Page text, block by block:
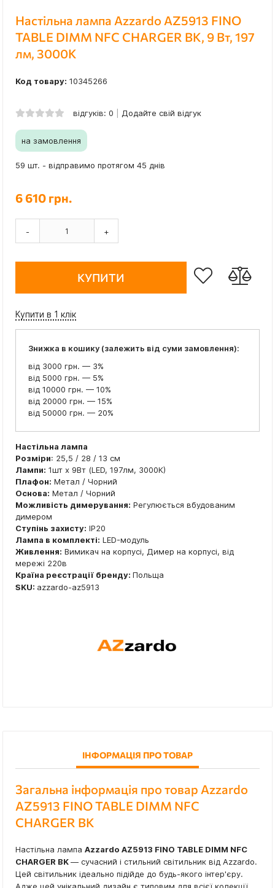
Настільна лампа Azzardo AZ5913 FINO
TABLE DIMM NFC CHARGER BK, 9 Вт, 197
лм, 3000К
Код товару: 10345266
відгуків: 0 Додайте свій відгук
на замовлення
59 шт. - відправимо протягом 45 днів
6 610 грн.
- +
КУПИТИ
Купити в 1 клік
Знижка в кошику (залежить від суми замовлення):
від 3000 грн. — 3%
від 5000 грн. — 5%
від 10000 грн. — 10%
від 20000 грн. — 15%
від 50000 грн. — 20%
Настільна лампа
Розміри: 25,5 / 28 / 13 см
Лампи: 1шт x 9Вт (LED, 197лм, 3000К)
Плафон: Метал / Чорний
Основа: Метал / Чорний
Можливість димерування: Регулюється вбудованим
димером
Ступінь захисту: IP20
Лампа в комплекті: LED-модуль
Живлення: Вимикач на корпусі, Димер на корпусі, від
мережі 220в
Країна реєстрації бренду: Польща
SKU: azzardo-az5913
ІНФОРМАЦІЯ ПРО ТОВАР
Загальна інформація про товар Azzardo
AZ5913 FINO TABLE DIMM NFC
CHARGER BK
Настільна лампа Azzardo AZ5913 FINO TABLE DIMM NFC
CHARGER BK— сучасний і стильний світильник від Azzardo.
Цей світильник ідеально підійде до будь-якого інтер'єру.